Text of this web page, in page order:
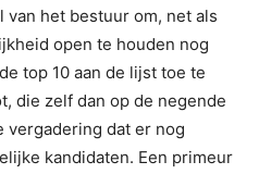
het bestuur om, net als
open te houden nog
top 10 aan de lijst toe te
die zelf dan op de negende
vergadering dat er nog
kandidaten. Een primeur